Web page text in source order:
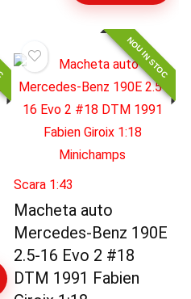
NOU IN STOC
Scara 1:43
Macheta auto
Mercedes-Benz 190E
2.5-16 Evo 2 #18
DTM 1991 Fabien